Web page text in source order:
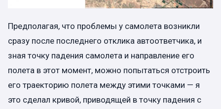
Предполагая, что проблемы у самолета возникли
сразу после последнего отклика автоответчика, и
зная точку падения самолета и направление его
полета в этот момент, можно попытаться отстроить
его траекторию полета между этими точками — я
это сделал кривой, приводящей в точку падения с